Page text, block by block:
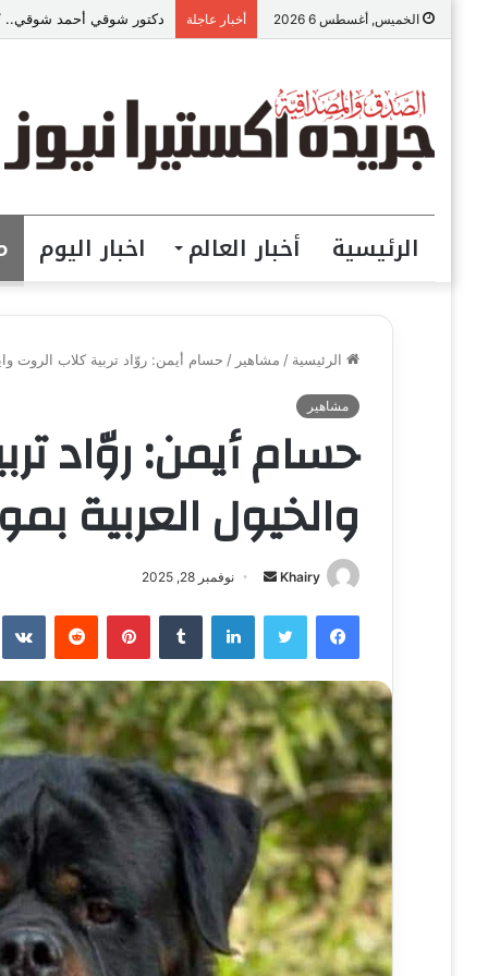
الخميس, أغسطس 6 2026 أخبار عاجلة دكتور شوقي أحمد شوقي..
الرئيسية أخبار العالم اخبار اليوم
الرئيسية / مشاهير / حسام أيمن: روّاد تربية كلاب الروت
مشاهير
حسام أيمن: روّاد
والخيول العربية
Khairy
أ
ل
ب
ر
ي
د
ا
إ
ل
ك
ت
و
ن
نوفمبر 28, 2025
فيسبوك تويتر لينكدإن ‏Tumblr بينتيريست ‏Reddit